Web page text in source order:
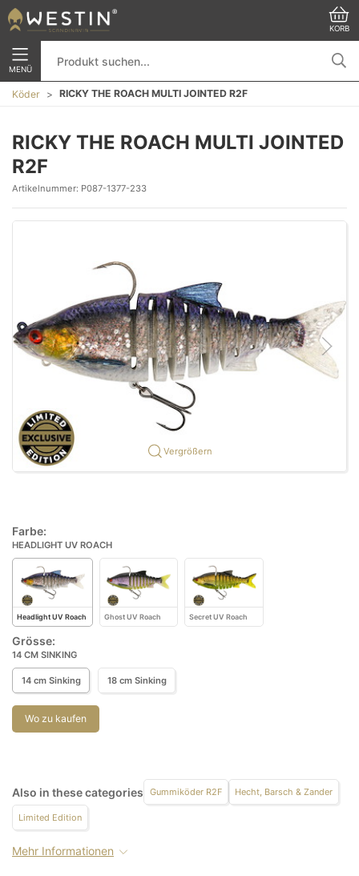
KORB
MENÜ
Köder RICKY THE ROACH MULTI JOINTED R2F
RICKY THE ROACH MULTI JOINTED
R2F
Artikelnummer: P087-1377-233
Vergrößern
Farbe:
HEADLIGHT UV ROACH
Headlight UV Roach Ghost UV Roach Secret UV Roach
Grösse:
14 CM SINKING
14 cm Sinking 18 cm Sinking
Wo zu kaufen
Also in these categories Gummiköder R2F Hecht, Barsch & Zander
Limited Edition
Mehr Informationen